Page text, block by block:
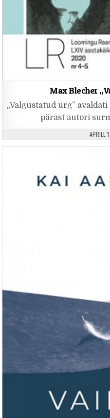
Max Blecher
„Valgustatud urg”
pärast autori
APRILL